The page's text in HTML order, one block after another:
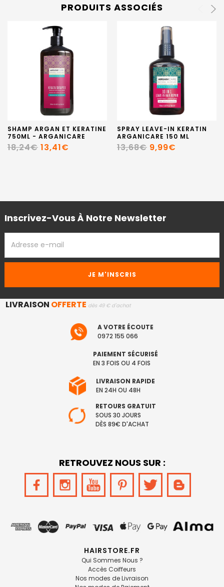
PRODUITS ASSOCIÉS
SHAMP ARGAN ET KERATINE
750ML - ARGANICARE
18,24€ 13,41€
SPRAY LEAVE-IN KERATIN
ARGANICARE 150 ML
13,68€ 9,99€
Inscrivez-Vous À Notre Newsletter
EMAIL
LIVRAISON OFFERTE dès 49 € d'achat
A VOTRE ÉCOUTE
0972 155 066
PAIEMENT SÉCURISÉ
EN 3 FOIS OU 4 FOIS
LIVRAISON RAPIDE
EN 24H OU 48H
RETOURS GRATUIT
SOUS 30 JOURS
DÈS 89€ D'ACHAT
RETROUVEZ NOUS SUR :
HAIRSTORE.FR
Qui Sommes Nous ?
Accès Coiffeurs
Nos modes de Livraison